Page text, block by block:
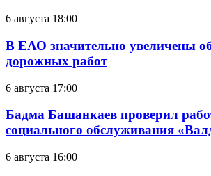
6 августа 18:00
В ЕАО значительно увеличены
дорожных работ
6 августа 17:00
Бадма Башанкаев проверил
социального обслуживания
6 августа 16:00